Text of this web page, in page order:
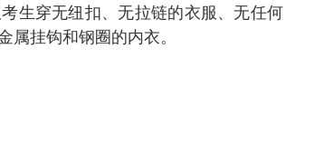
生穿无纽扣、无拉链的衣服、无任何
挂钩和钢圈的内衣。